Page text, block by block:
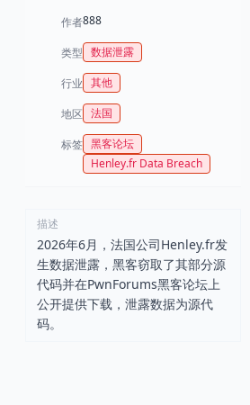
作者888
类型 数据泄露
行业 其他
地区 法国
标签 黑客论坛
Henley.fr Data Breach
描述
2026年6月，法国公司Henley.fr发
生数据泄露，黑客窃取了其部分源
代码并在PwnForums黑客论坛上
公开提供下载，泄露数据为源代
码。